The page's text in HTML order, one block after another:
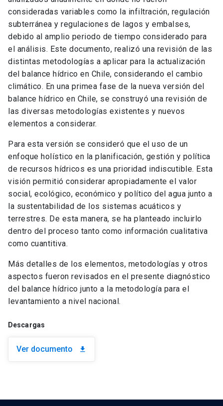
consideradas variables como la infiltración, regulación
subterránea y regulaciones de lagos y embalses,
debido al amplio periodo de tiempo considerado para
el análisis. Este documento, realizó una revisión de las
distintas metodologías a aplicar para la actualización
del balance hídrico en Chile, considerando el cambio
climático. En una primea fase de la nueva versión del
balance hídrico en Chile, se construyó una revisión de
las diversas metodologías existentes y nuevos
elementos a considerar.
Para esta versión se consideró que el uso de un
enfoque holístico en la planificación, gestión y política
de recursos hídricos es una prioridad indiscutible. Esta
visión permitió considerar apropiadamente el valor
social, ecológico, económico y político del agua junto a
la sustentabilidad de los sistemas acuáticos y
terrestres. De esta manera, se ha planteado incluirlo
dentro del proceso tanto como información cualitativa
como cuantitiva.
Más detalles de los elementos, metodologías y otros
aspectos fueron revisados en el presente diagnóstico
del balance hídrico junto a la metodología para el
levantamiento a nivel nacional.
Descargas
Ver documento download